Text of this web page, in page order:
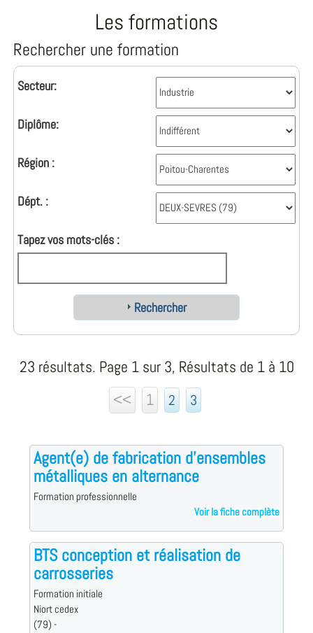
Les formations
Rechercher une formation
Secteur:
Diplôme:
Région :
Dépt. :
Tapez vos mots-clés :
Rechercher
23 résultats. Page 1 sur 3, Résultats de 1 à 10
<<
1 2 3
Agent(e) de fabrication d'ensembles
métalliques en alternance
Formation professionnelle
Voir la fiche complète
BTS conception et réalisation de
carrosseries
Formation initiale
Niort cedex
(79) -